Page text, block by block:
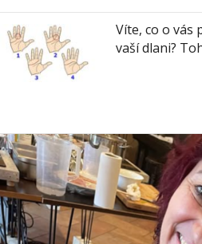
Víte, co o vás
vaší dlani?